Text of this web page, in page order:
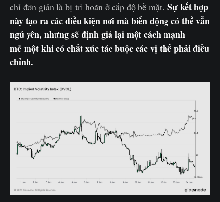
chỉ đơn giản là bị trì hoãn ở cấp độ bề mặt. Sự kết hợp
này tạo ra các điều kiện nơi mà biến động có thể vẫn
ngủ yên, nhưng sẽ định giá lại một cách mạnh
mẽ một khi có chất xúc tác buộc các vị thế phải điều
chỉnh.